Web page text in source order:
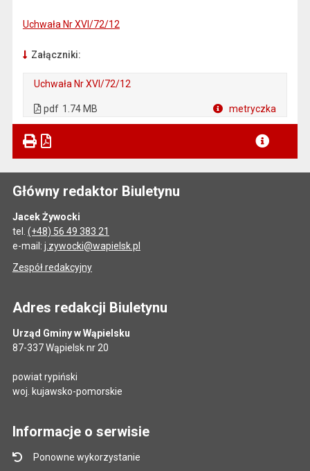
Uchwała Nr XVI/72/12
Załączniki:
Uchwała Nr XVI/72/12
pdf 1.74 MB metryczka
Główny redaktor Biuletynu
Jacek Żywocki
tel. (+48) 56 49 383 21
e-mail: j.zywocki@wapielsk.pl
Zespół redakcyjny
Adres redakcji Biuletynu
Urząd Gminy w Wąpielsku
87-337 Wąpielsk nr 20
powiat rypiński
woj. kujawsko-pomorskie
Informacje o serwisie
Ponowne wykorzystanie